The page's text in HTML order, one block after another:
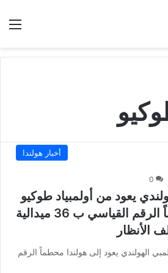
أخبار هولندا
0
يعود من أولمبياد طوكيو
مكللاً بالنجاح محطماً الرقم القياسي ب 36 ميدالية
الهولندي يعود إلى هولندا محطماً الرقم